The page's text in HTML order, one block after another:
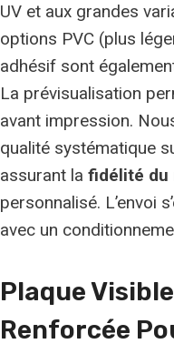
UV et aux grandes
options PVC (plus
adhésif sont
La prévisualisation
avant impression.
qualité systématique
assurant la fidélité du
personnalisé. L’envoi
avec un
Plaque
Renforcée